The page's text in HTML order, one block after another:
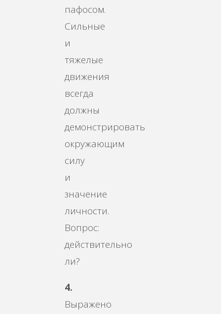
пафосом.
Сильные
и
тяжелые
движения
всегда
должны
демонстрировать
окружающим
силу
и
значение
личности.
Вопрос:
действительно
ли?
4.
Выражено